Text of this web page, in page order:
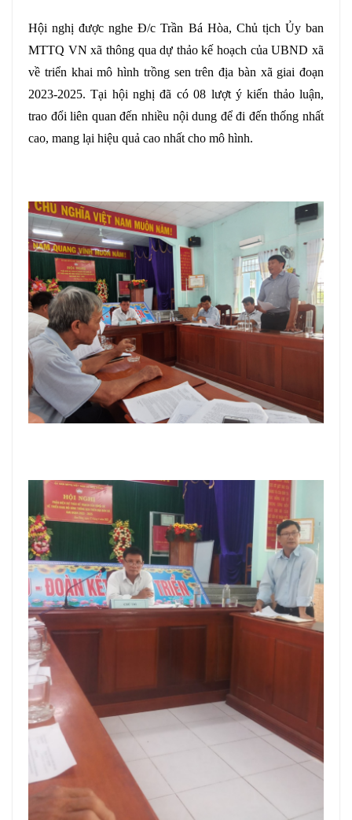
Hội nghị được nghe Đ/c Trần Bá Hòa, Chủ tịch Ủy ban
MTTQ VN xã thông qua dự thảo kế hoạch của UBND xã
về triển khai mô hình trồng sen trên địa bàn xã giai đoạn
2023-2025. Tại hội nghị đã có 08 lượt ý kiến thảo luận,
trao đổi liên quan đến nhiều nội dung để đi đến thống nhất
cao, mang lại hiệu quả cao nhất cho mô hình.